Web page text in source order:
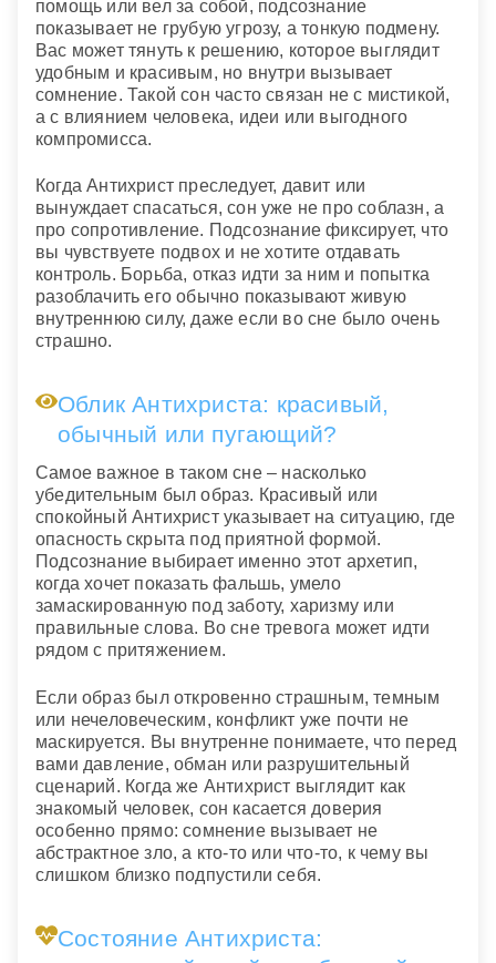
помощь или вел за собой, подсознание
показывает не грубую угрозу, а тонкую подмену.
Вас может тянуть к решению, которое выглядит
удобным и красивым, но внутри вызывает
сомнение. Такой сон часто связан не с мистикой,
а с влиянием человека, идеи или выгодного
компромисса.
Когда Антихрист преследует, давит или
вынуждает спасаться, сон уже не про соблазн, а
про сопротивление. Подсознание фиксирует, что
вы чувствуете подвох и не хотите отдавать
контроль. Борьба, отказ идти за ним и попытка
разоблачить его обычно показывают живую
внутреннюю силу, даже если во сне было очень
страшно.
Облик Антихриста: красивый,
обычный или пугающий?
Самое важное в таком сне – насколько
убедительным был образ. Красивый или
спокойный Антихрист указывает на ситуацию, где
опасность скрыта под приятной формой.
Подсознание выбирает именно этот архетип,
когда хочет показать фальшь, умело
замаскированную под заботу, харизму или
правильные слова. Во сне тревога может идти
рядом с притяжением.
Если образ был откровенно страшным, темным
или нечеловеческим, конфликт уже почти не
маскируется. Вы внутренне понимаете, что перед
вами давление, обман или разрушительный
сценарий. Когда же Антихрист выглядит как
знакомый человек, сон касается доверия
особенно прямо: сомнение вызывает не
абстрактное зло, а кто-то или что-то, к чему вы
слишком близко подпустили себя.
Состояние Антихриста: